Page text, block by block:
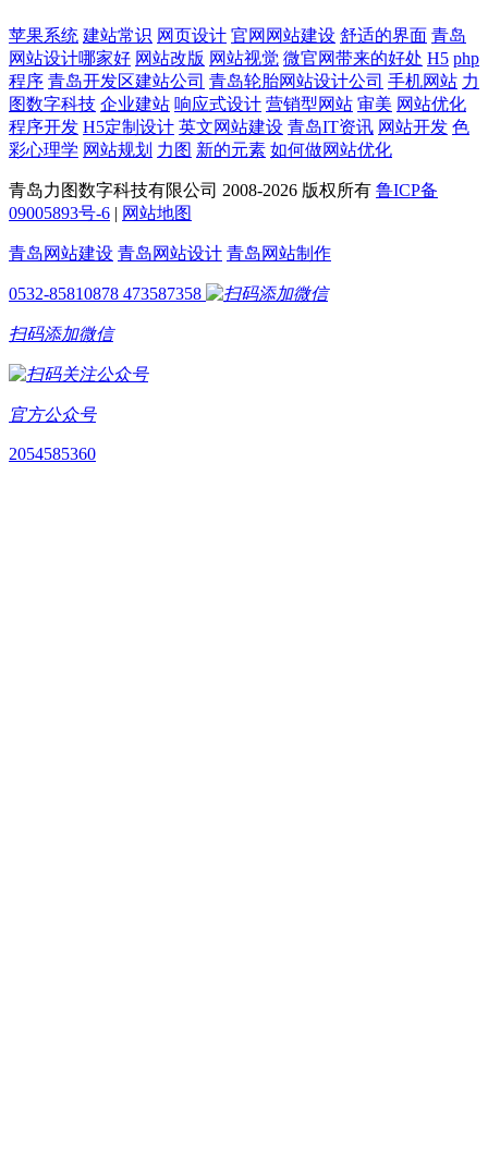
苹果系统 建站常识 网页设计 官网网站建设 舒适的界面 青岛
网站设计哪家好 网站改版 网站视觉 微官网带来的好处 H5 php
程序 青岛开发区建站公司 青岛轮胎网站设计公司 手机网站 力
图数字科技 企业建站 响应式设计 营销型网站 审美 网站优化
程序开发 H5定制设计 英文网站建设 青岛IT资讯 网站开发 色
彩心理学 网站规划 力图 新的元素 如何做网站优化
青岛力图数字科技有限公司 2008-2026 版权所有 鲁ICP备
09005893号-6 | 网站地图
青岛网站建设 青岛网站设计 青岛网站制作
0532-85810878 473587358
扫码添加微信
官方公众号
2054585360